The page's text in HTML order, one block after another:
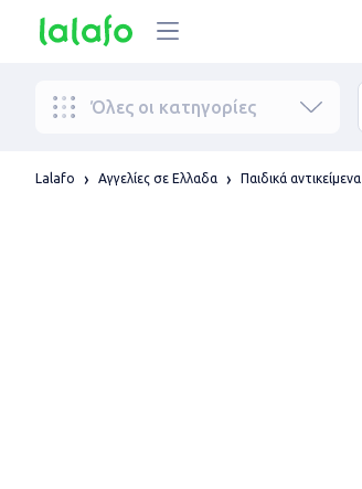
Όλες οι κατηγορίες
Lalafo Αγγελίες σε Ελλαδα Παιδικά αντικείμενα